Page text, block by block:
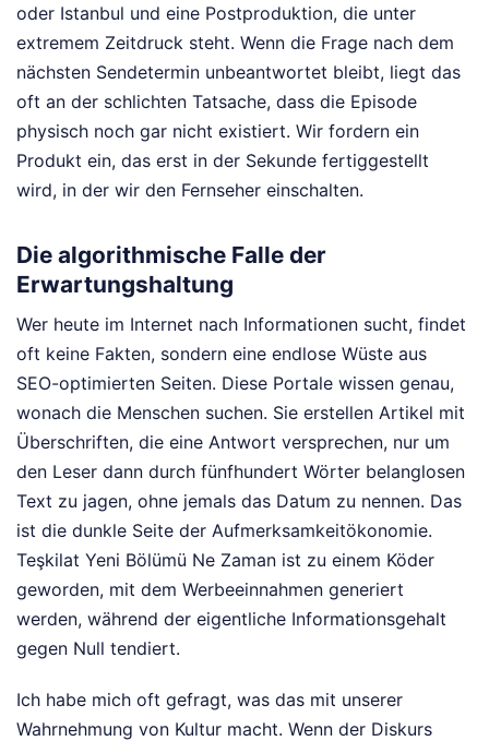
oder Istanbul und eine Postproduktion, die unter
extremem Zeitdruck steht. Wenn die Frage nach dem
nächsten Sendetermin unbeantwortet bleibt, liegt das
oft an der schlichten Tatsache, dass die Episode
physisch noch gar nicht existiert. Wir fordern ein
Produkt ein, das erst in der Sekunde fertiggestellt
wird, in der wir den Fernseher einschalten.
Die algorithmische Falle der
Erwartungshaltung
Wer heute im Internet nach Informationen sucht, findet
oft keine Fakten, sondern eine endlose Wüste aus
SEO-optimierten Seiten. Diese Portale wissen genau,
wonach die Menschen suchen. Sie erstellen Artikel mit
Überschriften, die eine Antwort versprechen, nur um
den Leser dann durch fünfhundert Wörter belanglosen
Text zu jagen, ohne jemals das Datum zu nennen. Das
ist die dunkle Seite der Aufmerksamkeitökonomie.
Teşkilat Yeni Bölümü Ne Zaman ist zu einem Köder
geworden, mit dem Werbeeinnahmen generiert
werden, während der eigentliche Informationsgehalt
gegen Null tendiert.
Ich habe mich oft gefragt, was das mit unserer
Wahrnehmung von Kultur macht. Wenn der Diskurs